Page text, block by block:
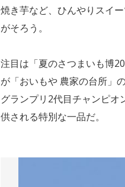
焼き芋など、ひんやりスイ
がそろう。
注目は「夏のさつまいも博
が「おいもや 農家の台所」
グランプリ2代目チャンピオ
供される特別な一品だ。